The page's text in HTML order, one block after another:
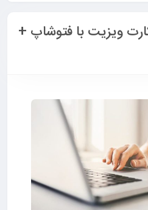
ویزیت با فتوشاپ +